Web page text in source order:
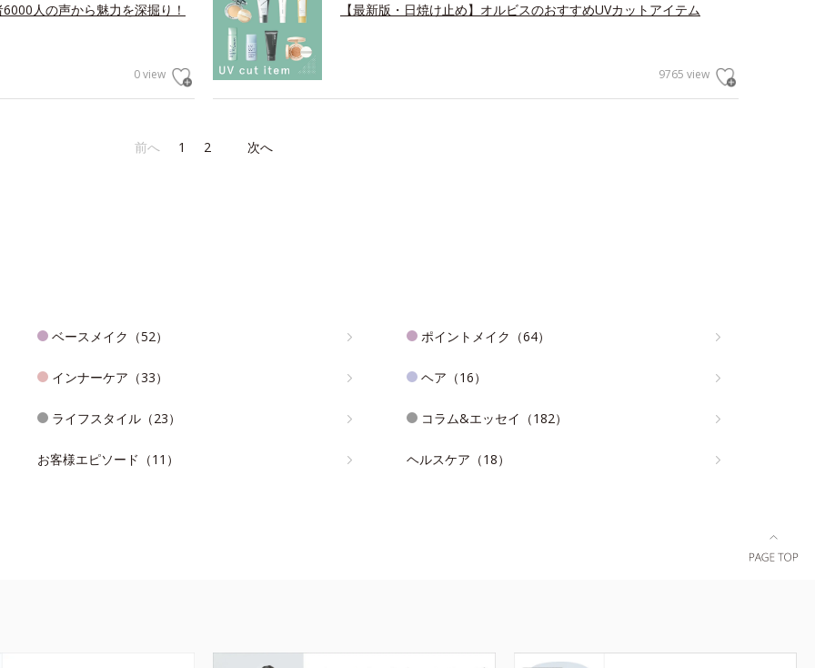
人の声から魅力を深掘り！
0 view
【最新版・日焼け止め】オルビスのおすすめUVカットアイテム
9765 view
前へ 1 2 次へ
ベースメイク（52） ポイントメイク（64）
インナーケア（33） ヘア（16）
ライフスタイル（23） コラム&エッセイ（182）
お客様エピソード（11） ヘルスケア（18）